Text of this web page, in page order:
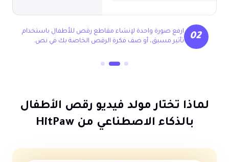
03
انقر فوق "توليد" ودع الذكاء الاصطناعي يقوم بتحريك حركات
رقص الأطفال الطبيعية، وقم بتصدير فيديو رقص الطفل على
لماذا تختار مولد فيديو رقص الأطفال
بالذكاء الاصطناعي من HitPaw